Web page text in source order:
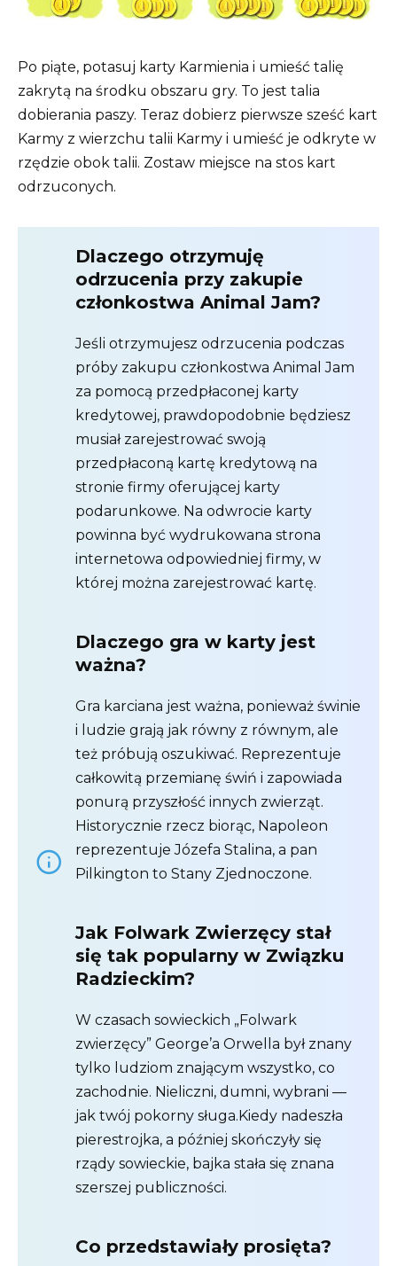
Po piąte, potasuj karty Karmienia i umieść talię
zakrytą na środku obszaru gry. To jest talia
dobierania paszy. Teraz dobierz pierwsze sześć kart
Karmy z wierzchu talii Karmy i umieść je odkryte w
rzędzie obok talii. Zostaw miejsce na stos kart
odrzuconych.
Dlaczego otrzymuję
odrzucenia przy zakupie
członkostwa Animal Jam?
Jeśli otrzymujesz odrzucenia podczas
próby zakupu członkostwa Animal Jam
za pomocą przedpłaconej karty
kredytowej, prawdopodobnie będziesz
musiał zarejestrować swoją
przedpłaconą kartę kredytową na
stronie firmy oferującej karty
podarunkowe. Na odwrocie karty
powinna być wydrukowana strona
internetowa odpowiedniej firmy, w
której można zarejestrować kartę.
Dlaczego gra w karty jest
ważna?
Gra karciana jest ważna, ponieważ świnie
i ludzie grają jak równy z równym, ale
też próbują oszukiwać. Reprezentuje
całkowitą przemianę świń i zapowiada
ponurą przyszłość innych zwierząt.
Historycznie rzecz biorąc, Napoleon
reprezentuje Józefa Stalina, a pan
Pilkington to Stany Zjednoczone.
Jak Folwark Zwierzęcy stał
się tak popularny w Związku
Radzieckim?
W czasach sowieckich „Folwark
zwierzęcy” George’a Orwella był znany
tylko ludziom znającym wszystko, co
zachodnie. Nieliczni, dumni, wybrani —
jak twój pokorny sługa.Kiedy nadeszła
pierestrojka, a później skończyły się
rządy sowieckie, bajka stała się znana
szerszej publiczności.
Co przedstawiały prosięta?